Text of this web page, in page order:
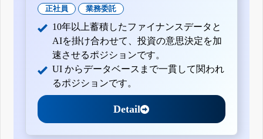
正社員 業務委託
10年以上蓄積したファイナンスデータと
AIを掛け合わせて、投資の意思決定を加
速させるポジションです。
UI からデータベースまで一貫して関われ
るポジションです。
Detail